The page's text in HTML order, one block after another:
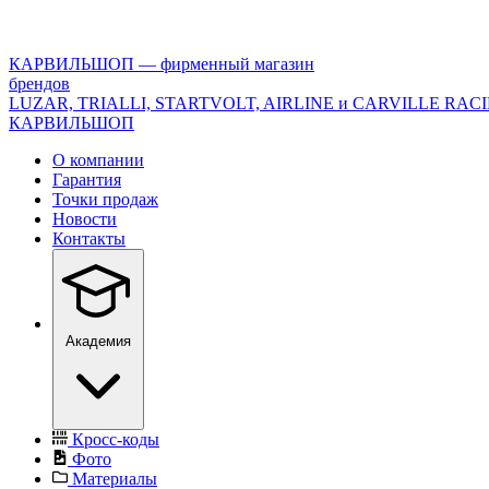
version="1.0"
encoding="utf-
8"?
>
КАРВИЛЬШОП — фирменный магазин
брендов
LUZAR, TRIALLI, STARTVOLT, AIRLINE и CARVILLE
КАРВИЛЬШОП
О компании
Гарантия
Точки продаж
Новости
Контакты
Академия
Кросс-коды
Фото
Материалы